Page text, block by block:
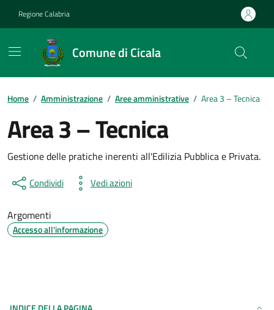
Regione Calabria
Comune di Cicala
Home / Amministrazione / Aree amministrative / Area 3 – Tecnica
Area 3 – Tecnica
Gestione delle pratiche inerenti all'Edilizia Pubblica e Privata.
Condividi Vedi azioni
Argomenti
Accesso all'informazione